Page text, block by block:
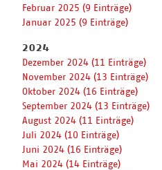
Februar 2025 (9 Einträge)
Januar 2025 (9 Einträge)
2024
Dezember 2024 (11 Einträge)
November 2024 (13 Einträge)
Oktober 2024 (16 Einträge)
September 2024 (13 Einträge)
August 2024 (11 Einträge)
Juli 2024 (10 Einträge)
Juni 2024 (16 Einträge)
Mai 2024 (14 Einträge)